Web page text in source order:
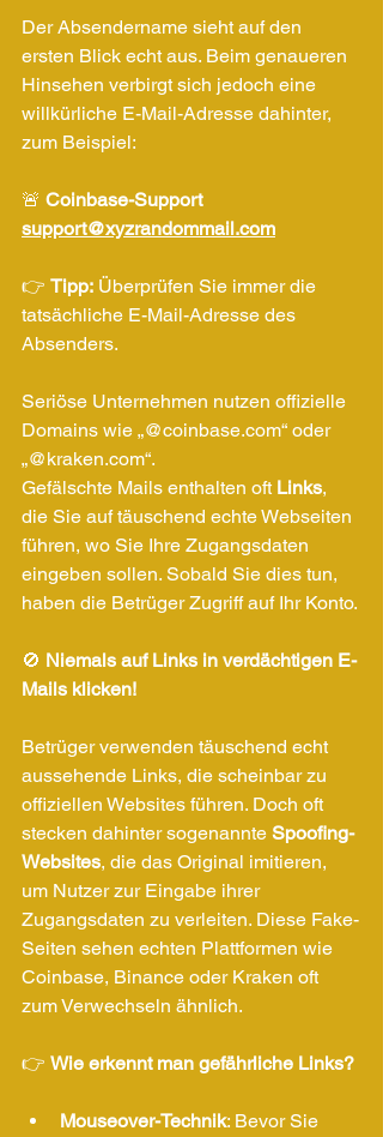
Der Absendername sieht auf den
ersten Blick echt aus. Beim genaueren
Hinsehen verbirgt sich jedoch eine
willkürliche E-Mail-Adresse dahinter,
zum Beispiel:
🚨 Coinbase-Support
support@xyzrandommail.com
👉 Tipp: Überprüfen Sie immer die
tatsächliche E-Mail-Adresse des
Absenders.
Seriöse Unternehmen nutzen offizielle
Domains wie „@coinbase.com“ oder
„@kraken.com“.
Gefälschte Mails enthalten oft Links,
die Sie auf täuschend echte Webseiten
führen, wo Sie Ihre Zugangsdaten
eingeben sollen. Sobald Sie dies tun,
haben die Betrüger Zugriff auf Ihr Konto.
🚫 Niemals auf Links in verdächtigen E-
Mails klicken!
Betrüger verwenden täuschend echt
aussehende Links, die scheinbar zu
offiziellen Websites führen. Doch oft
stecken dahinter sogenannte Spoofing-
Websites, die das Original imitieren,
um Nutzer zur Eingabe ihrer
Zugangsdaten zu verleiten. Diese Fake-
Seiten sehen echten Plattformen wie
Coinbase, Binance oder Kraken oft
zum Verwechseln ähnlich.
👉 Wie erkennt man gefährliche Links?
Mouseover-Technik: Bevor Sie